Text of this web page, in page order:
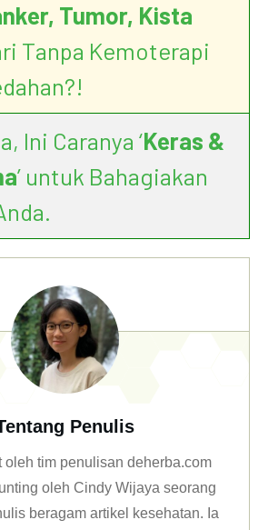
Tumor, Kista
Tanpa Kemoterapi
Ini Caranya ‘Keras &
’ untuk Bahagiakan
Penulis
oleh tim penulisan deherba.com
oleh Cindy Wijaya seorang
beragam artikel kesehatan. Ia